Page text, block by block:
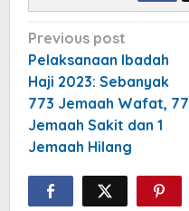
Post
navigation
Previous post
Pelaksanaan Ibadah
Haji 2023: Sebanyak
773 Jemaah Wafat, 77
Jemaah Sakit dan 1
Jemaah Hilang